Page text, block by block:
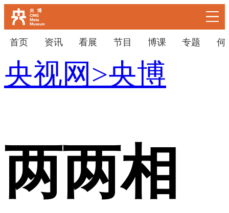
首页 资讯 看展 节目 博课 专题 何
下次自动登录
使用合作网站账号登录
央视网>央博
两两相